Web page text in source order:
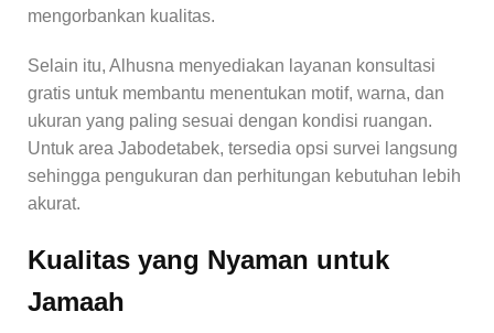
mengorbankan kualitas.
Selain itu, Alhusna menyediakan layanan konsultasi
gratis untuk membantu menentukan motif, warna, dan
ukuran yang paling sesuai dengan kondisi ruangan.
Untuk area Jabodetabek, tersedia opsi survei langsung
sehingga pengukuran dan perhitungan kebutuhan lebih
akurat.
Kualitas yang Nyaman untuk
Jamaah